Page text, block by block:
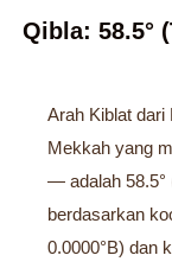
Qibla: 58.5°
Arah Kiblat
Mekkah yang
— adalah 58.5°
berdasarkan
0.0000°B) dan